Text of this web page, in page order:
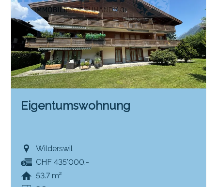
Eigentumswohnung
Wilderswil
CHF 435'000.-
53.7 m²